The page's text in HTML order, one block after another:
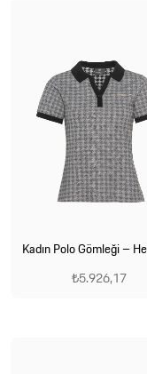
Kadın Polo Gömleği –
₺5.926,17